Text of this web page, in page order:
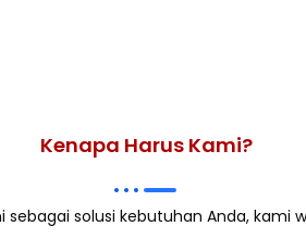
Kenapa Harus Kami?
solusi kebutuhan Anda, kami